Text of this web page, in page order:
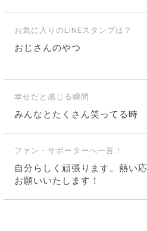
お気に入りのLINEスタンプは？
おじさんのやつ
幸せだと感じる瞬間
みんなとたくさん笑ってる時
ファン・サポーターへ一言！
自分らしく頑張ります。熱い
お願いいたします！